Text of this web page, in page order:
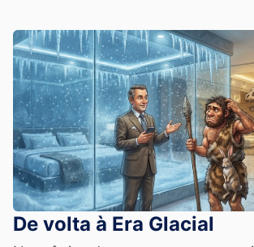
De volta à Era Glacial